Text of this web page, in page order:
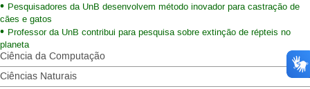
Pesquisadores da UnB desenvolvem método inovador para castração de
cães e gatos
Professor da UnB contribui para pesquisa sobre extinção de répteis no
planeta
Ciência da Computação
Ciências Naturais